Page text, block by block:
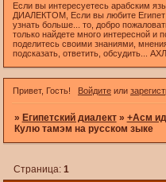
Если вы интересуетесь арабским
ДИАЛЕКТОМ, Если вы любите Египет
узнать больше... то, добро
только найдете много интересной и
поделитесь своими знаниями,
подсказать, ответить,
Привет, Гость! Войдитеили
» Египетский диалект » +Асм
Кулю тамэм на русском зыке
Страница: 1